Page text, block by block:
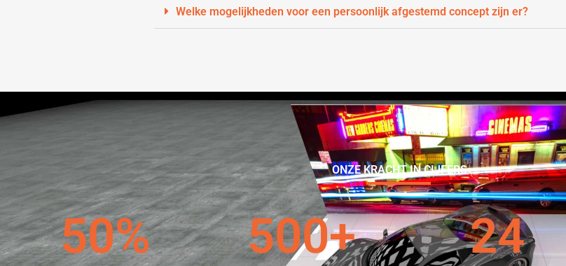
Welke mogelijkheden voor een persoonlijk afgestemd concept zijn er?
ONZE KRACHT IN CIJFERS
50% 500+ 24